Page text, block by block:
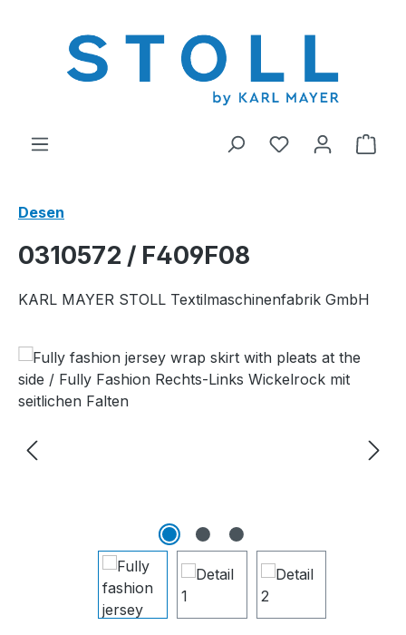
0 istek listesi
Desen
0310572 / F409F08
KARL MAYER STOLL Textilmaschinenfabrik GmbH
Resim galerisini atla